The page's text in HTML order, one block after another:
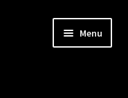
Menu